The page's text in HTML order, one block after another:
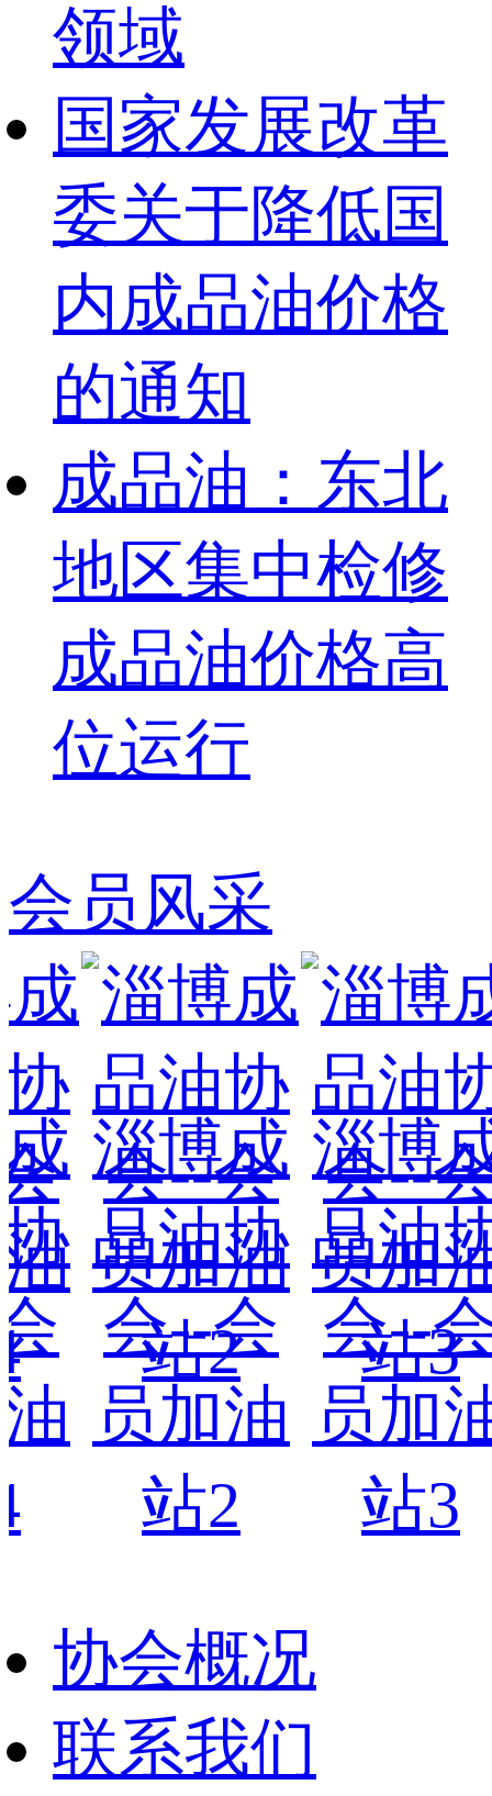
领域
国家发展改革
委关于降低国
内成品油价格
的通知
成品油：东北
地区集中检修
成品油价格高
位运行
会员风采
博成
油协
--会
加油
淄博成
品油协
会--会
员加油
协会概况
联系我们